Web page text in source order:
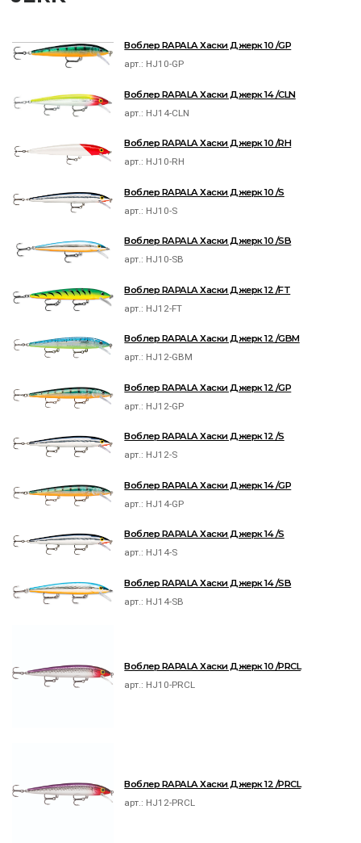
Воблер RAPALA Хаски Джерк 10 /GP
арт.: HJ10-GP
Воблер RAPALA Хаски Джерк 14 /CLN
арт.: HJ14-CLN
Воблер RAPALA Хаски Джерк 10 /RH
арт.: HJ10-RH
Воблер RAPALA Хаски Джерк 10 /S
арт.: HJ10-S
Воблер RAPALA Хаски Джерк 10 /SB
арт.: HJ10-SB
Воблер RAPALA Хаски Джерк 12 /FT
арт.: HJ12-FT
Воблер RAPALA Хаски Джерк 12 /GBM
арт.: HJ12-GBM
Воблер RAPALA Хаски Джерк 12 /GP
арт.: HJ12-GP
Воблер RAPALA Хаски Джерк 12 /S
арт.: HJ12-S
Воблер RAPALA Хаски Джерк 14 /GP
арт.: HJ14-GP
Воблер RAPALA Хаски Джерк 14 /S
арт.: HJ14-S
Воблер RAPALA Хаски Джерк 14 /SB
арт.: HJ14-SB
Воблер RAPALA Хаски Джерк 10 /PRCL
арт.: HJ10-PRCL
Воблер RAPALA Хаски Джерк 12 /PRCL
арт.: HJ12-PRCL